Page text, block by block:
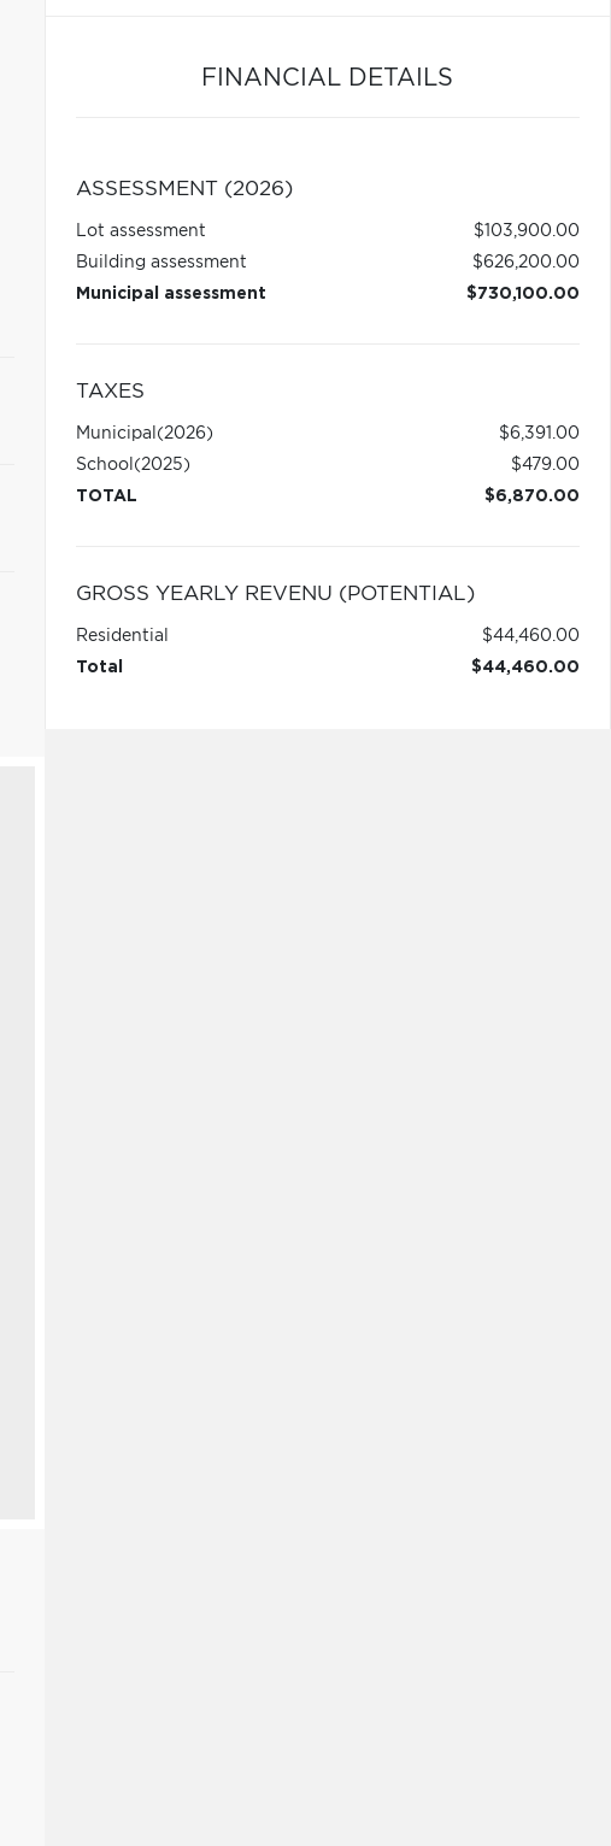
FINANCIAL DETAILS
ASSESSMENT (2026)
Lot assessment
$103,900.00
Building assessment
$626,200.00
Municipal assessment
$730,100.00
TAXES
Municipal (2026)
$6,391.00
School (2025)
$479.00
TOTAL
$6,870.00
GROSS YEARLY REVENU (POTENTIAL)
Residential
$44,460.00
Total
$44,460.00